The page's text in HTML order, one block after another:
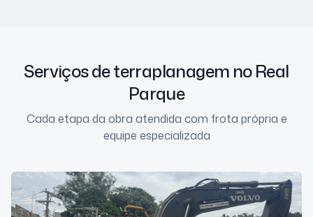
Serviços de terraplanagem no Real
Parque
Cada etapa da obra atendida com frota própria e
equipe especializada